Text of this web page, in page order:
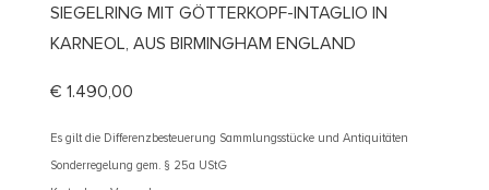
SIEGELRING MIT GÖTTERKOPF-INTAGLIO IN
KARNEOL, AUS BIRMINGHAM ENGLAND
€ 1.490,00
Es gilt die Differenzbesteuerung Sammlungsstücke und Antiquitäten
Sonderregelung gem. § 25a UStG